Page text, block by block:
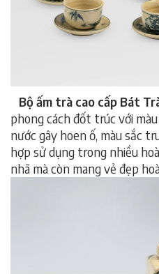
Bộ ấm trà cao cấp Bát
phong cách đốt trúc với
nước gây hoen ố, màu sắc
hợp sử dụng trong nhiều
nhã mà còn mang vẻ đẹp